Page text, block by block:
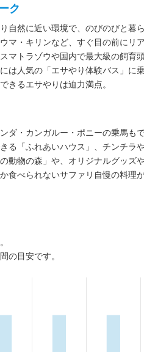
ク
自然に近い環境で、のびのびと暮
マ・キリンなど、すぐ目の前にリ
マトラゾウや国内で最大級の飼育
は人気の「エサやり体験バス」に
きるエサやりは迫力満点。
ダ・カンガルー・ポニーの乗馬も
る「ふれあいハウス」、チンチラ
動物の森」や、オリジナルグッズ
食べられないサファリ自慢の料理
の目安です。